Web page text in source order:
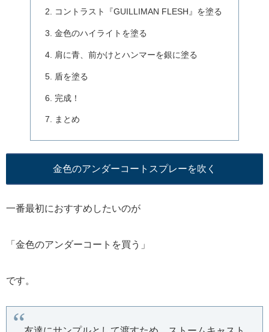
コントラスト『GUILLIMAN FLESH』を塗る
金色のハイライトを塗る
肩に青、前かけとハンマーを銀に塗る
盾を塗る
完成！
まとめ
金色のアンダーコートスプレーを吹く
一番最初におすすめしたいのが
「金色のアンダーコートを買う」
です。